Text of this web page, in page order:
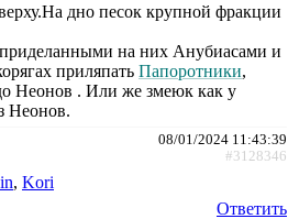
дно песок крупной фракции
на них Анубиасами и
приляпать Папоротники,
Неонов . Или же змеюк как у
Неонов.
08/01/2024 11:43:39
#3128346
, Kori
Ответить